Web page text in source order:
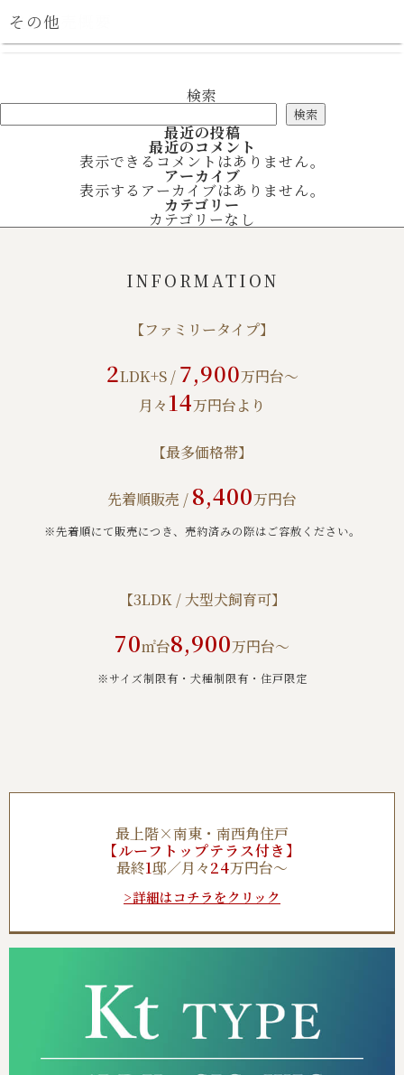
シンビエンス世田谷尾山台 全体物件概要
先着順販売概要
登録販売概要
その他
検索
検索
最近の投稿
最近のコメント
表示できるコメントはありません。
アーカイブ
表示するアーカイブはありません。
カテゴリー
カテゴリーなし
INFORMATION
【ファミリータイプ】
2LDK+S / 7,900万円台～
月々 14万円台より
【最多価格帯】
先着順販売 / 8,400万円台
※先着順にて販売につき、売約済みの際はご容赦ください。
【3LDK / 大型犬飼育可】
70㎡台8,900万円台～
※サイズ制限有・犬種制限有・住⼾限定
最上階×南東・南西角住戸
【ルーフトップテラス付き】
最終1邸／月々24万円台～
>詳細はコチラをクリック